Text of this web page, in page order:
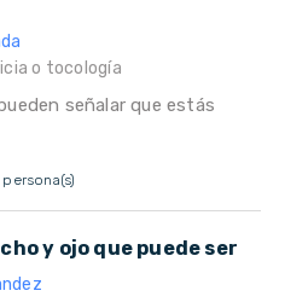
o tocología
señalar que estás
persona(s)
y ojo que puede ser